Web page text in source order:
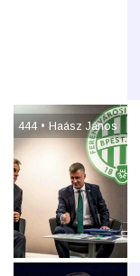
444 • Haász János